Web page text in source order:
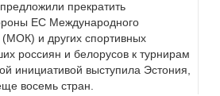
прекратить
ЕС Международного
(МОК) и других спортивных
россиян и белорусов к турнирам
инициативой выступила Эстония,
восемь стран.